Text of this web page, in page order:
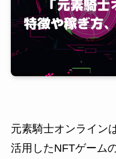
元素騎士オンライン
活用したNFTゲーム